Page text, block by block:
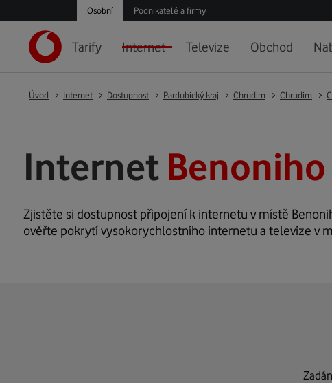
Osobní Podnikatelé a firmy
Tarify Internet Televize Obchod
Úvod Internet Dostupnost Pardubický kraj Chrudim Chrudim
Internet
Zjistěte si dostupnost připojení k internetu v místě
ověřte pokrytí vysokorychlostního internetu a televize v